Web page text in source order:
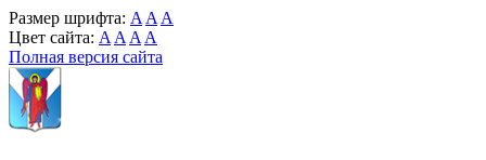
Размер шрифта: A A A
Цвет сайта: A A A A
Полная версия сайта